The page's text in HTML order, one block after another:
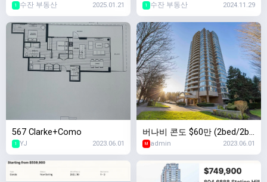
화장실, 1댄, 2 주차공간
1 수잔 부동산 2025.01.21
드
1 수잔 부동산 2024.11.29
567 Clarke+Como
1 YJ 2023.06.01
버나비 콘도 $60만 (2bed/2ba
th)
M admin 2023.06.01